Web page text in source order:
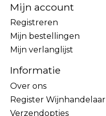
Mijn account
Registreren
Mijn bestellingen
Mijn verlanglijst
Informatie
Over ons
Register Wijnhandelaar
Verzendopties